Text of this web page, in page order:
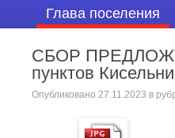
Глава поселения
СБОР
пунктов
Опубликовано 27.11.2023 в